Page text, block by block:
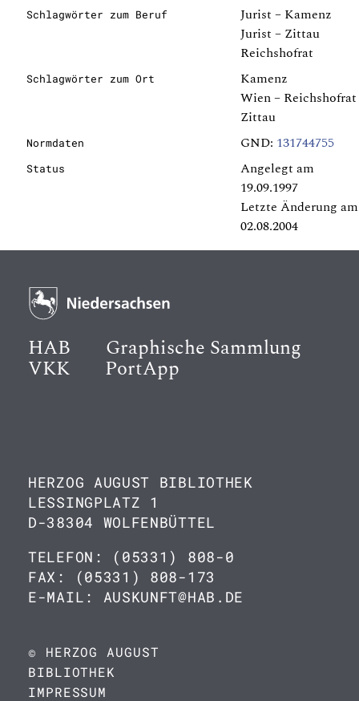
Schlagwörter zum Beruf
Jurist – Kamenz
Jurist – Zittau
Reichshofrat
Schlagwörter zum Ort
Kamenz
Wien – Reichshofrat
Zittau
Normdaten GND: 131744755
Status
Angelegt am
19.09.1997
Letzte Änderung am
02.08.2004
HAB Graphische Sammlung
VKK PortApp
HERZOG AUGUST BIBLIOTHEK
LESSINGPLATZ 1
D-38304 WOLFENBÜTTEL
TELEFON: (05331) 808-0
FAX: (05331) 808-173
E-MAIL: AUSKUNFT@HAB.DE
© HERZOG AUGUST
BIBLIOTHEK
IMPRESSUM